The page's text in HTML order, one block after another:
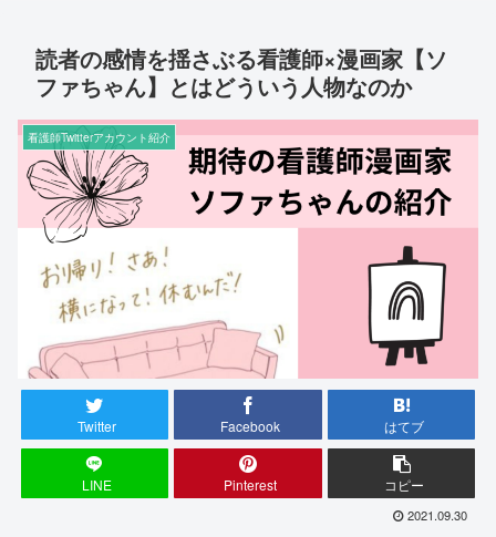
読者の感情を揺さぶる看護師×漫画家【ソ
ファちゃん】とはどういう人物なのか
看護師Twitterアカウント紹介
Twitter Facebook はてブ
LINE Pinterest コピー
2021.09.30